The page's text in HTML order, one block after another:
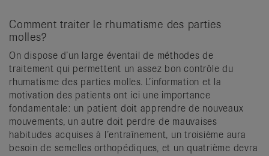
Comment traiter le rhumatisme des parties
molles?
On dispose d’un large éventail de méthodes de
traitement qui permettent un assez bon contrôle du
rhumatisme des parties molles. L’information et la
motivation des patients ont ici une importance
fondamentale: un patient doit apprendre de nouveaux
mouvements, un autre doit perdre de mauvaises
habitudes acquises à l’entraînement, un troisième aura
besoin de semelles orthopédiques, et un quatrième devra